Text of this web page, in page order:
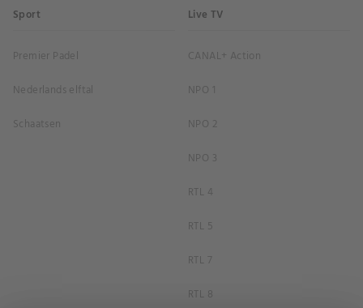
Sport
Premier Padel
Nederlands elftal
Schaatsen
Live TV
CANAL+ Action
NPO 1
NPO 2
NPO 3
RTL 4
RTL 5
RTL 7
RTL 8